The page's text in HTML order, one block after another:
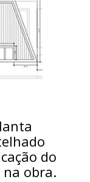
do
obra.